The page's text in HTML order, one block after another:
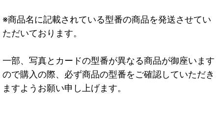
※商品名に記載されている型番の商品を発送させてい
ただいております。
一部、写真とカードの型番が異なる商品が御座います
ので購入の際、必ず商品の型番をご確認していただき
ますようお願い申し上げます。